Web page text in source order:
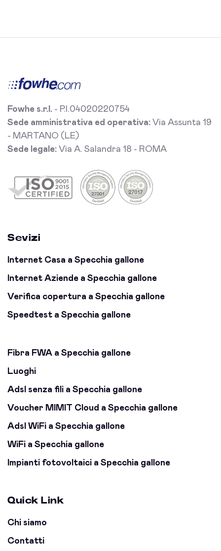
Fowhe s.r.l. - P.I.04020220754
Sede amministrativa ed operativa: Via Assunta 19
- MARTANO (LE)
Sede legale: Via A. Salandra 18 - ROMA
Sevizi
Internet Casa a Specchia gallone
Internet Aziende a Specchia gallone
Verifica copertura a Specchia gallone
Speedtest a Specchia gallone
Fibra FWA a Specchia gallone
Luoghi
Adsl senza fili a Specchia gallone
Voucher MIMIT Cloud a Specchia gallone
Adsl WiFi a Specchia gallone
WiFi a Specchia gallone
Impianti fotovoltaici a Specchia gallone
Quick Link
Chi siamo
Contatti